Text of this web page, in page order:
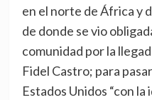
en el norte de África y
de donde se vio
comunidad por la
Fidel Castro; para
Estados Unidos “con